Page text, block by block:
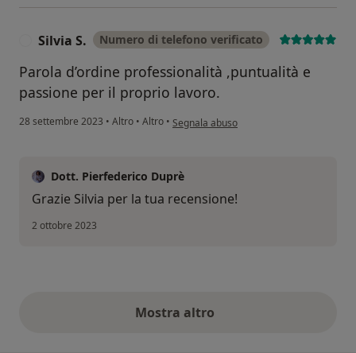
Silvia S. Numero di telefono verificato
Parola d’ordine professionalità ,puntualità e
passione per il proprio lavoro.
28 settembre 2023 • Altro • Altro • secondo l'opinione dell'utente Silvia S.
Segnala abuso
Dott. Pierfederico Duprè
Grazie Silvia per la tua recensione!
2 ottobre 2023
Mostra altroopinioni di cui sopra